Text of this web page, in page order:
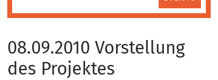
08.09.2010 Vorstellung
des Projektes